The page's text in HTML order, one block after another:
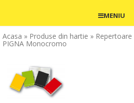
MENIU
Acasa » Produse din hartie » Repertoare
PIGNA Monocromo